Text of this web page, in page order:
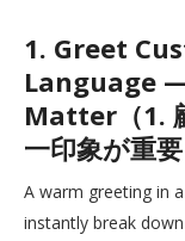
1. Greet
Language
Matter（1.
一印象が重要
A warm greeting in
instantly break